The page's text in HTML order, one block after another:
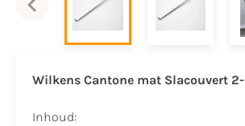
Wilkens Cantone mat Slacouvert
Inhoud: